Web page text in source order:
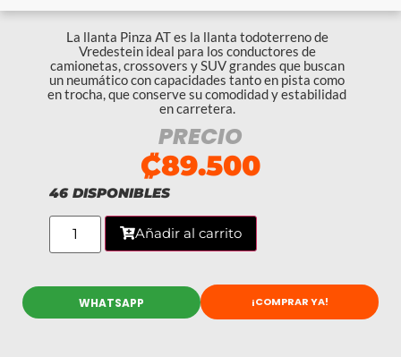
La llanta Pinza AT es la llanta todoterreno de
Vredestein ideal para los conductores de
camionetas, crossovers y SUV grandes que buscan
un neumático con capacidades tanto en pista como
en trocha, que conserve su comodidad y estabilidad
en carretera.
PRECIO
₡89.500
46 DISPONIBLES
Añadir al carrito
WHATSAPP ¡COMPRAR YA!